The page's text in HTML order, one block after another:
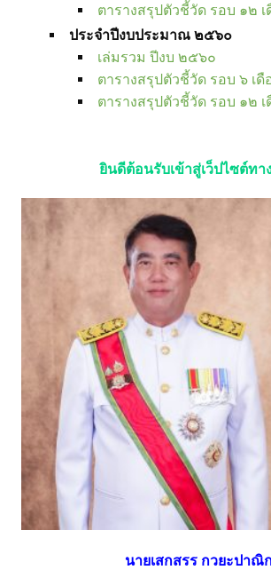
ตารางสรุปตัวชี้วัด รอบ ๑๒
ประจำปีงบประมาณ ๒๕๖๐
เล่มรวม ปีงบ ๒๕๖๐
ตารางสรุปตัวชี้วัด รอบ ๖ เดื
ตารางสรุปตัวชี้วัด รอบ ๑๒
ยินดีต้อนรับเข้าสู่เว็ปไซต์ทา
นายเสกสรร กวยะปาณิ